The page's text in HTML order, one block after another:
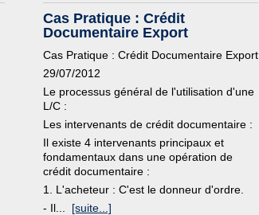
Cas Pratique : Crédit
Documentaire Export
Cas Pratique : Crédit Documentaire Export
29/07/2012
Le processus général de l'utilisation d'une
L/C :
Les intervenants de crédit documentaire :
Il existe 4 intervenants principaux et
fondamentaux dans une opération de
crédit documentaire :
1. L'acheteur : C'est le donneur d'ordre.
- Il... [suite...]